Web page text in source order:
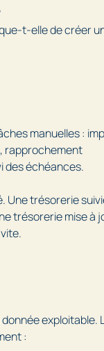
t-elle de créer
manuelles :
rapprochement
des échéances.
Une trésorerie
trésorerie mise à
exploitable.
: